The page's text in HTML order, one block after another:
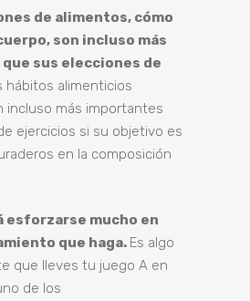
de alimentos, cómo
son incluso más
sus elecciones de
hábitos alimenticios
incluso más importantes
ejercicios si su objetivo es
en la composición
esforzarse mucho en
que haga. Es algo
que lleves tu juego A en
de los